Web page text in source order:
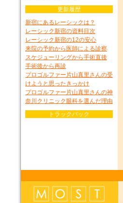
更新履歴
新宿にあるレーシックは？
レーシック新宿の資料目次
レーシック新宿の12の安心
来院の予約から医師による診察
スケジューリングから手術直後
手術後から再診
プロゴルファー片山真里さんの受
けようと思ったきっかけ
プロゴルファー片山真里さんの神
奈川クリニック眼科を選んだ理由
トラックバック